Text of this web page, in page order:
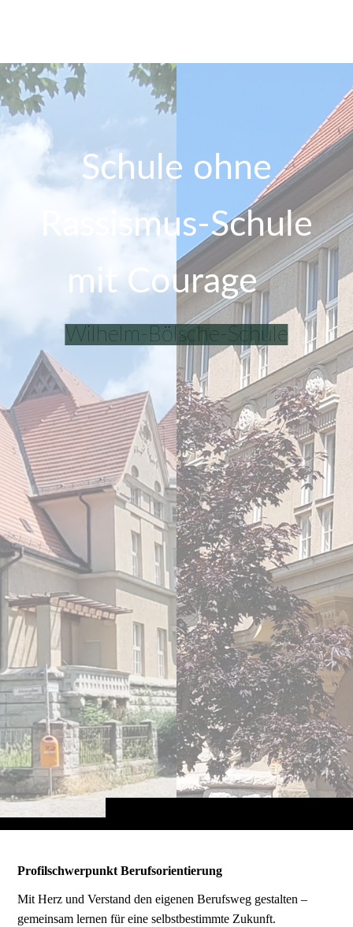
Schule ohne
Rassismus-Schule
mit Courage
Wilhelm-Bölsche-Schule
Profilschwerpunkt Berufsorientierung
Mit Herz und Verstand den eigenen Berufsweg gestalten –
gemeinsam lernen für eine selbstbestimmte Zukunft.